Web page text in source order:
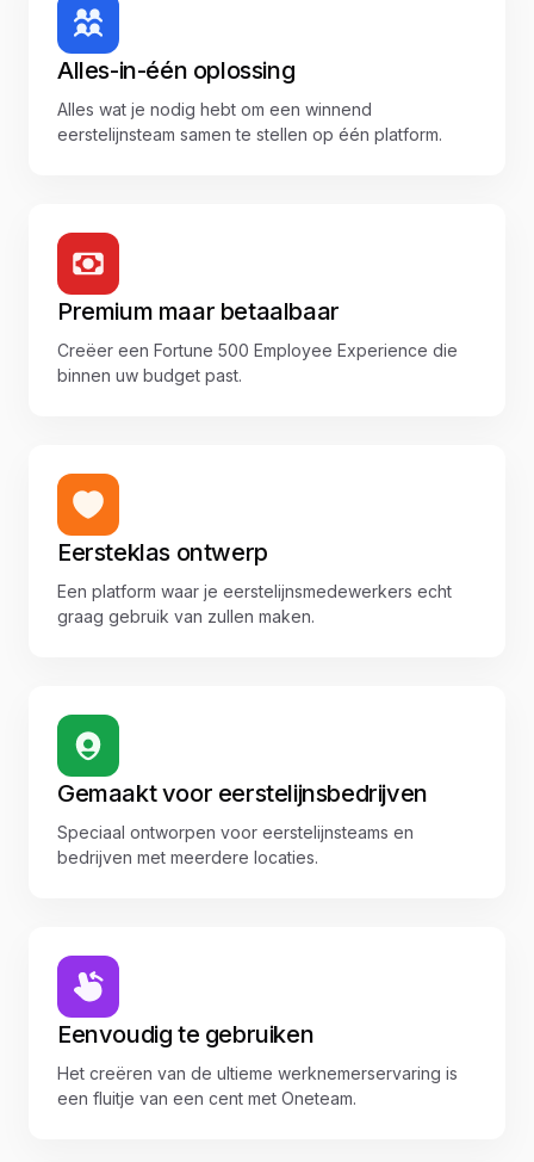
Alles-in-één oplossing
Alles wat je nodig hebt om een winnend
eerstelijnsteam samen te stellen op één platform.
Premium maar betaalbaar
Creëer een Fortune 500 Employee Experience die
binnen uw budget past.
Eersteklas ontwerp
Een platform waar je eerstelijnsmedewerkers echt
graag gebruik van zullen maken.
Gemaakt voor eerstelijnsbedrijven
Speciaal ontworpen voor eerstelijnsteams en
bedrijven met meerdere locaties.
Eenvoudig te gebruiken
Het creëren van de ultieme werknemerservaring is
een fluitje van een cent met Oneteam.